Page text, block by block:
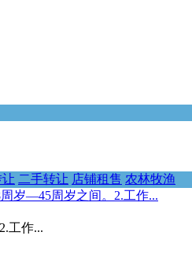
二手转让 店铺租售 农林牧渔
岁—45周岁之间。2.工作...
工作...